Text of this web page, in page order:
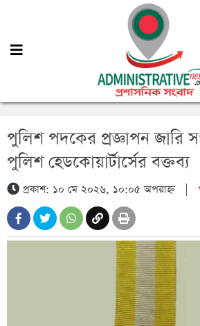
পুলিশ পদকের প্রজ্ঞাপন জারি
পুলিশ হেডকোয়ার্টার্সের বক্তব্য
প্রকাশ: ১০ মে ২০২৬, ১০:০৫ অপরাহ্ন|